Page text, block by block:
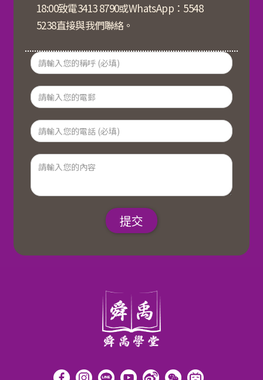
18:00致電3413 8790或WhatsApp：5548
5238直接與我們聯絡。